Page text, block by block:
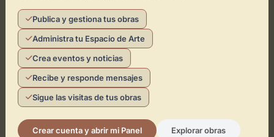
Publica y gestiona tus obras
Administra tu Espacio de Arte
Crea eventos y noticias
Recibe y responde mensajes
Sigue las visitas de tus obras
Crear cuenta y abrir mi Panel Explorar obras